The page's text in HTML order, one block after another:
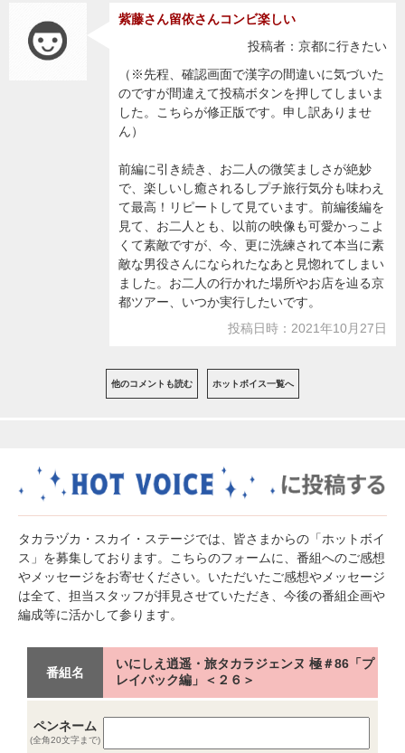
紫藤さん留依さんコンビ楽しい
投稿者：京都に行きたい
（※先程、確認画面で漢字の間違いに気づいた
のですが間違えて投稿ボタンを押してしまいま
した。こちらが修正版です。申し訳ありませ
ん）
前編に引き続き、お二人の微笑ましさが絶妙
で、楽しいし癒されるしプチ旅行気分も味わえ
て最高！リピートして見ています。前編後編を
見て、お二人とも、以前の映像も可愛かっこよ
くて素敵ですが、今、更に洗練されて本当に素
敵な男役さんになられたなあと見惚れてしまい
ました。お二人の行かれた場所やお店を辿る京
都ツアー、いつか実行したいです。
投稿日時：2021年10月27日
他のコメントも読む ホットボイス一覧へ
タカラヅカ・スカイ・ステージでは、皆さまからの「ホットボイ
ス」を募集しております。こちらのフォームに、番組へのご感想
やメッセージをお寄せください。いただいたご感想やメッセージ
は全て、担当スタッフが拝見させていただき、今後の番組企画や
編成等に活かして参ります。
番組名
いにしえ逍遥・旅タカラジェンヌ 極＃86「プ
レイバック編」＜２６＞
ペンネーム
(全角20文字まで)